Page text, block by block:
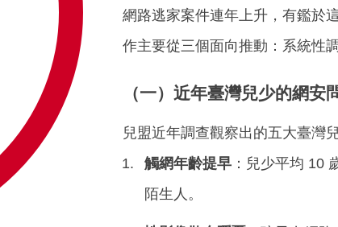
網路逃家案件連年上升，有鑑於
作主要從三個面向推動：系統性
（一）近年臺灣兒少的網安
兒盟近年調查觀察出的五大臺灣
觸網年齡提早 ：兒少平均 10
陌生人。